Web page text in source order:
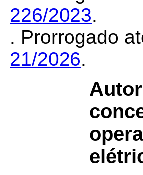
226/2023.
. Prorrogado
21/2026.